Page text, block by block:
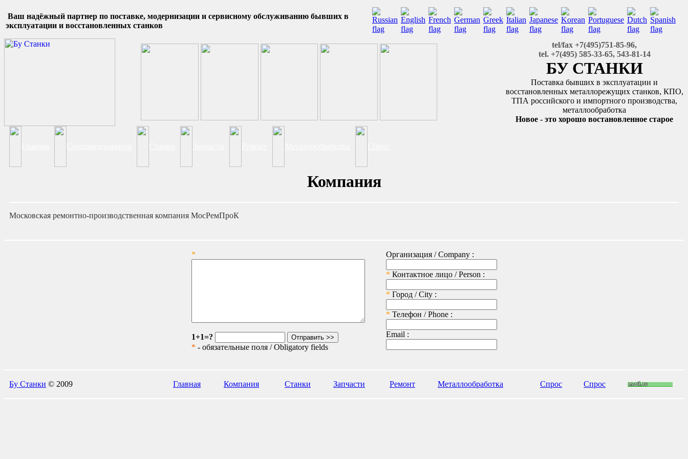
Ваш надёжный партнер по поставке, модернизации и сервисному обслуживанию бывших в
эксплуатации и восстановленных станков
tel/fax +7(495)751-85-96,
tel. +7(495) 585-33-65, 543-81-14
БУ СТАНКИ
Поставка бывших в эксплуатации и
восстановленных металлорежущих станков, КПО,
ТПА российского и импортного производства,
металлообработка
Новое - это хорошо востановленное старое
Компания
Московская ремонтно-производственная компания МосРемПроК
*
1+1=?
* - обязательные поля / Obligatory fields
Организация / Company :
* Контактное лицо / Person :
* Город / City :
* Телефон / Phone :
Email :
Бу Станки © 2009 Главная Компания Станки Запчасти Ремонт Металлообработка Спрос Спрос